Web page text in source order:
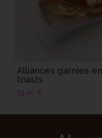
Alliances garnies
toasts
33.00 €